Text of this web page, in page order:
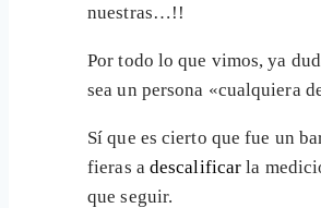
nuestras…!!
Por todo lo que vimos, ya
sea un persona «cualquiera
Sí que es cierto que fue un
fieras a descalificar la
que seguir.